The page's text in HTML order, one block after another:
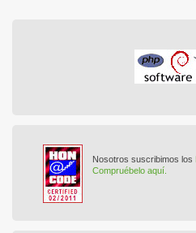
Nosotros suscribimos los
Compruébelo aquí.